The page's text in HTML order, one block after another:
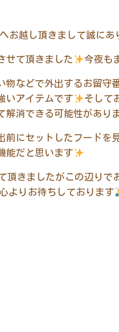
お越し頂きまして誠にあ
せて頂きました 今夜も
などで外出するお留守
いアイテムです
そして
解消できる可能性があり
にセットしたフードを
能だと思います
頂きましたがこの辺りで
よりお待ちしております